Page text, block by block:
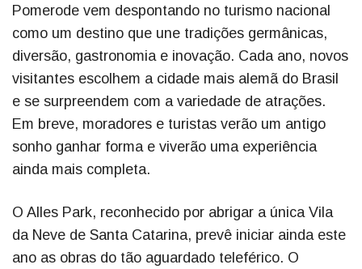
Pomerode vem despontando no turismo nacional
como um destino que une tradições germânicas,
diversão, gastronomia e inovação. Cada ano, novos
visitantes escolhem a cidade mais alemã do Brasil
e se surpreendem com a variedade de atrações.
Em breve, moradores e turistas verão um antigo
sonho ganhar forma e viverão uma experiência
ainda mais completa.
O Alles Park, reconhecido por abrigar a única Vila
da Neve de Santa Catarina, prevê iniciar ainda este
ano as obras do tão aguardado teleférico. O